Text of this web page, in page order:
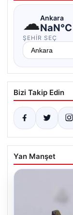
☁Ankara
NaN°C
ŞEHIR SEÇ
Bizi Takip Edin
Yan Manşet